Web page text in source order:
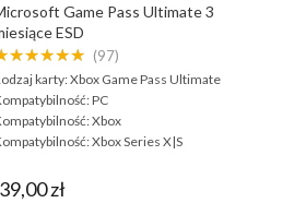
Game Pass Ultimate 3
ESD
(97)
karty:Xbox Game Pass Ultimate
PC
Xbox
Xbox Series X|S
zł